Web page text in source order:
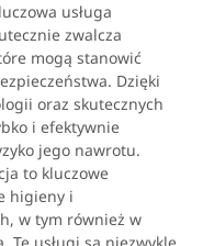
usługa
zwalcza
mogą stanowić
Dzięki
oraz skutecznych
i efektywnie
jego nawrotu.
to kluczowe
higieny i
w tym również w